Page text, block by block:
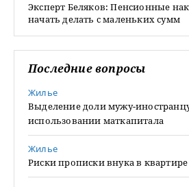
Эксперт Беляков: Пенсионные
начать делать с маленьких сумм
Последние вопросы
Жилье
Выделение доли мужу-
использовании маткапитала
Жилье
Риски прописки внука в